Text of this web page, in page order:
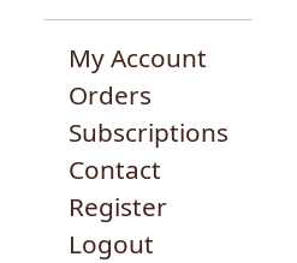
My Account
Orders
Subscriptions
Contact
Register
Logout